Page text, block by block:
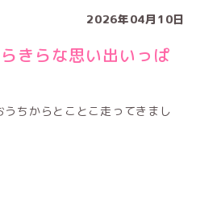
2026年04月10日
きらな思い出いっぱ
うちからとことこ走ってきまし